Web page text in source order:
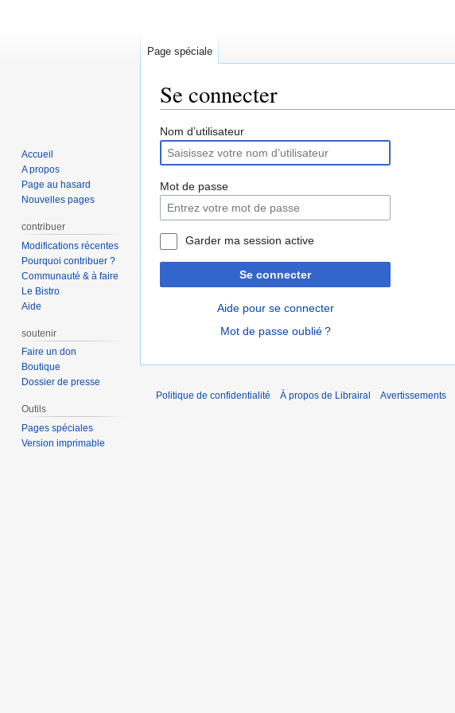
Se connecter
Aller
la
navigation
Aller
la
recherche
Nom d’utilisateur
Mot de passe
Garder ma session active
Se connecter
Aide pour se connecter
Mot de passe oublié ?
Page spéciale
Accueil
A propos
Page au hasard
Nouvelles pages
contribuer
Modifications récentes
Pourquoi contribuer ?
Communauté & à faire
Le Bistro
Aide
soutenir
Faire un don
Boutique
Dossier de presse
Outils
Pages spéciales
Version imprimable
Politique de confidentialité À propos de Librairal Avertissements